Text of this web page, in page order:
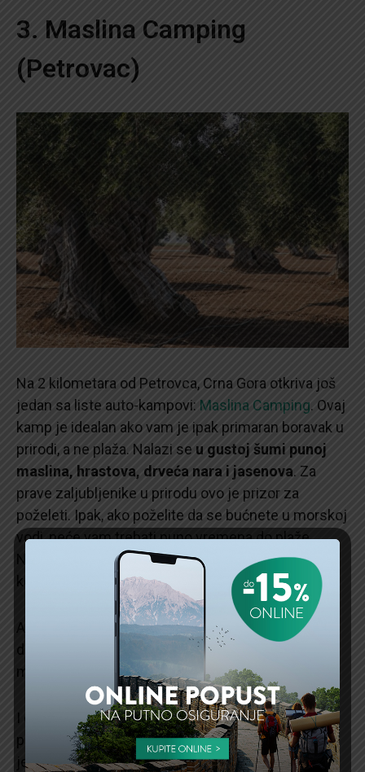
3. Maslina Camping
(Petrovac)
Na 2 kilometara od Petrovca, Crna Gora otkriva još
jedan sa liste auto-kampovi: Maslina Camping. Ovaj
kamp je idealan ako vam je ipak primaran boravak u
prirodi, a ne plaža. Nalazi se u gustoj šumi punoj
maslina, hrastova, drveća nara i jasenova. Za
prave zaljubljenike u prirodu ovo je prizor za
poželeti. Ipak, ako poželite da se bućnete u morskoj
vodi, neće vam trebati puno vremena do plaže.
Najbliža je Buljarica do koje se stiže laganim
korakom za manje od 10 minuta.
A kada se uželite gradske vreve ili vam bilo šta
drugo zatreba, za pola sata šetnje od kampa
možete stići do Petrovca.
I ovaj kamp sadrži sve što vam je neophodno:
parking, tuševe, toalet, struju, WiFi. Kažu da ko
jednom ode u kamp Maslina, obavezno ga poseti i